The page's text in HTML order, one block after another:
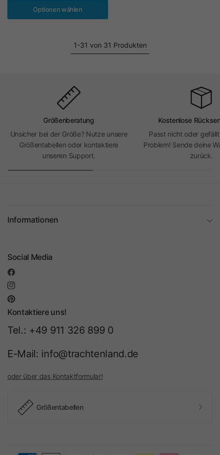
Optionen wählen
1-31 von 31 Produkten
Größenberatung
Unsicher bei der Größe? Nutze unsere
Größentabellen oder kontaktiere
unseren Support.
Kostenlose
Passt nicht oder
Problem! Sende deine
zurück.
Informationen
Social Media
Kontaktiere uns!
Tel.: +49 911 326 899 0
E-Mail: info@trachtenland.de
oder über das Kontaktformular!
Größentabellen